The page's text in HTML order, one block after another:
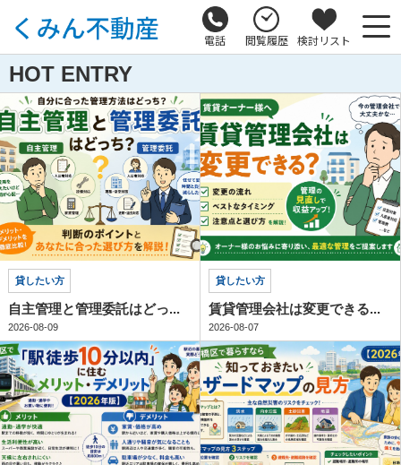
電話 閲覧履歴 検討リスト
HOT ENTRY
貸したい方
自主管理と管理委託はどっ...
2026-08-09
貸したい方
賃貸管理会社は変更できる...
2026-08-07